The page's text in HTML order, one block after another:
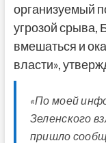
организуемый
угрозой срыва,
вмешаться и
власти»,
«По моей
Зеленского
пришло